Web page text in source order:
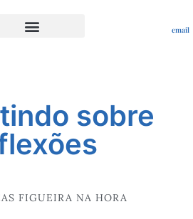
email
sobre
FIGUEIRA NA HORA